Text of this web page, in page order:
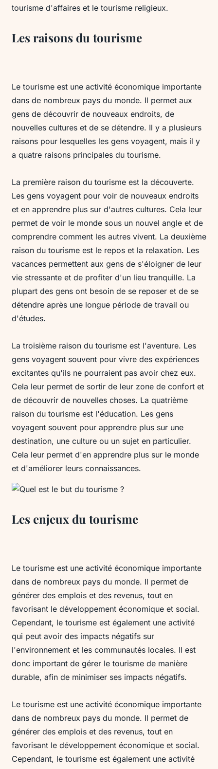
tourisme d'affaires et le tourisme religieux.
Les raisons du tourisme
Le tourisme est une activité économique importante
dans de nombreux pays du monde. Il permet aux
gens de découvrir de nouveaux endroits, de
nouvelles cultures et de se détendre. Il y a plusieurs
raisons pour lesquelles les gens voyagent, mais il y
a quatre raisons principales du tourisme.
La première raison du tourisme est la découverte.
Les gens voyagent pour voir de nouveaux endroits
et en apprendre plus sur d'autres cultures. Cela leur
permet de voir le monde sous un nouvel angle et de
comprendre comment les autres vivent. La deuxième
raison du tourisme est le repos et la relaxation. Les
vacances permettent aux gens de s'éloigner de leur
vie stressante et de profiter d'un lieu tranquille. La
plupart des gens ont besoin de se reposer et de se
détendre après une longue période de travail ou
d'études.
La troisième raison du tourisme est l'aventure. Les
gens voyagent souvent pour vivre des expériences
excitantes qu'ils ne pourraient pas avoir chez eux.
Cela leur permet de sortir de leur zone de confort et
de découvrir de nouvelles choses. La quatrième
raison du tourisme est l'éducation. Les gens
voyagent souvent pour apprendre plus sur une
destination, une culture ou un sujet en particulier.
Cela leur permet d'en apprendre plus sur le monde
et d'améliorer leurs connaissances.
Les enjeux du tourisme
Le tourisme est une activité économique importante
dans de nombreux pays du monde. Il permet de
générer des emplois et des revenus, tout en
favorisant le développement économique et social.
Cependant, le tourisme est également une activité
qui peut avoir des impacts négatifs sur
l'environnement et les communautés locales. Il est
donc important de gérer le tourisme de manière
durable, afin de minimiser ses impacts négatifs.
Le tourisme est une activité économique importante
dans de nombreux pays du monde. Il permet de
générer des emplois et des revenus, tout en
favorisant le développement économique et social.
Cependant, le tourisme est également une activité